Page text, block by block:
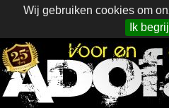
Wij gebruiken cookies om
Ik